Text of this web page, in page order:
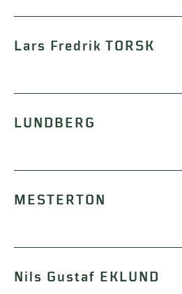
Lars Fredrik TORSK
LUNDBERG
MESTERTON
Nils Gustaf EKLUND